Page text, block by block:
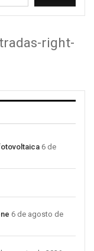
right-
6 de
6 de agosto de